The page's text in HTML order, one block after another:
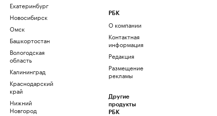
Екатеринбург
Новосибирск
Омск
Башкортостан
Вологодская
область
Калининград
Краснодарский
край
Нижний
Новгород
РБК
О компании
Контактная
информация
Редакция
Размещение
рекламы
Другие
продукты
РБК